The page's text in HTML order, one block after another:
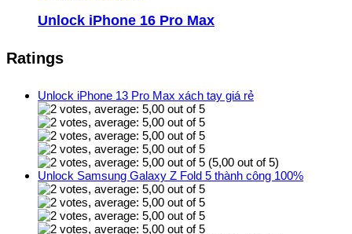
Unlock iPhone 16 Pro Max
Ratings
Unlock iPhone 13 Pro Max xách tay giá rẻ
(5,00 out of 5)
Unlock Samsung Galaxy Z Fold 5 thành công 100%